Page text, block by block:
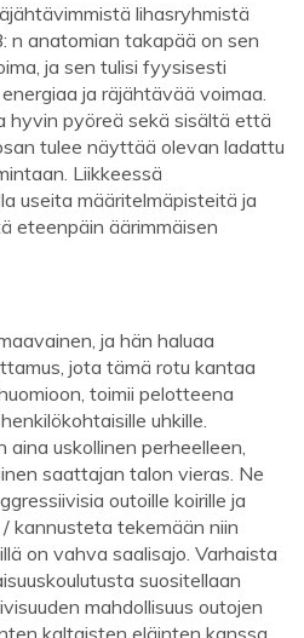
lihasryhmistä
n anatomian takapää on sen
ja sen tulisi fyysisesti
ja räjähtävää voimaa.
hyvin pyöreä sekä sisältä että
tulee näyttää olevan ladattu
Liikkeessä
useita määritelmäpisteitä ja
eteenpäin äärimmäisen
ja hän haluaa
jota tämä rotu kantaa
toimii pelotteena
uhkille.
aina uskollinen perheelleen,
saattajan talon vieras. Ne
outoille koirille ja
kannusteta tekemään niin
on vahva saalisajo. Varhaista
suositellaan
mahdollisuus outojen